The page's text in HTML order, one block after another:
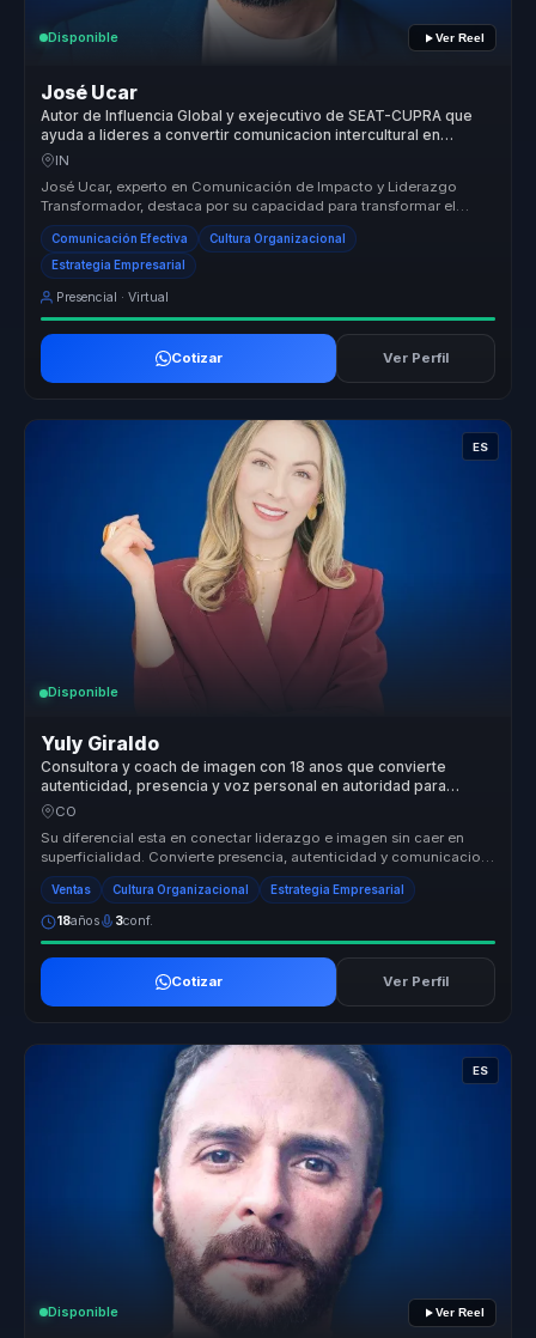
Disponible Ver Reel
José Ucar
Autor de Influencia Global y exejecutivo de SEAT-CUPRA que
ayuda a lideres a convertir comunicacion intercultural en
influencia, servicio y ventas.
IN
José Ucar, experto en Comunicación de Impacto y Liderazgo
Transformador, destaca por su capacidad para transformar el
servicio al cliente...
Comunicación Efectiva Cultura Organizacional
Estrategia Empresarial
Presencial · Virtual
Cotizar Ver Perfil
ES
Disponible
Yuly Giraldo
Consultora y coach de imagen con 18 anos que convierte
autenticidad, presencia y voz personal en autoridad para
lideres.
CO
Su diferencial esta en conectar liderazgo e imagen sin caer en
superficialidad. Convierte presencia, autenticidad y comunicacion
no verba...
Ventas Cultura Organizacional Estrategia Empresarial
18años 3conf.
Cotizar Ver Perfil
ES
Disponible Ver Reel